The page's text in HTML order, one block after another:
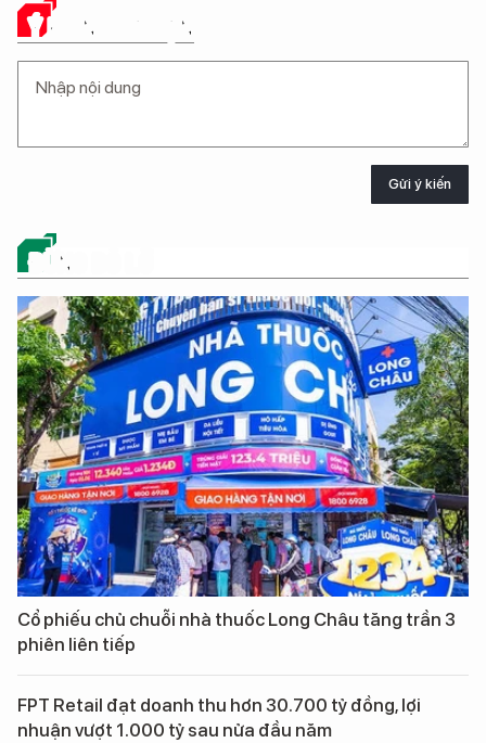
Ý KIẾN CỦA BẠN
Gửi ý kiến
ĐỪNG BỎ LỠ
Cổ phiếu chủ chuỗi nhà thuốc Long Châu tăng trần 3
phiên liên tiếp
FPT Retail đạt doanh thu hơn 30.700 tỷ đồng, lợi
nhuận vượt 1.000 tỷ sau nửa đầu năm